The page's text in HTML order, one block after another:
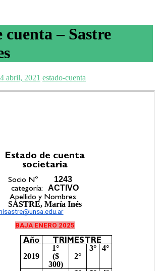
cuenta – Sastre
abril, 2021 estado-cuenta